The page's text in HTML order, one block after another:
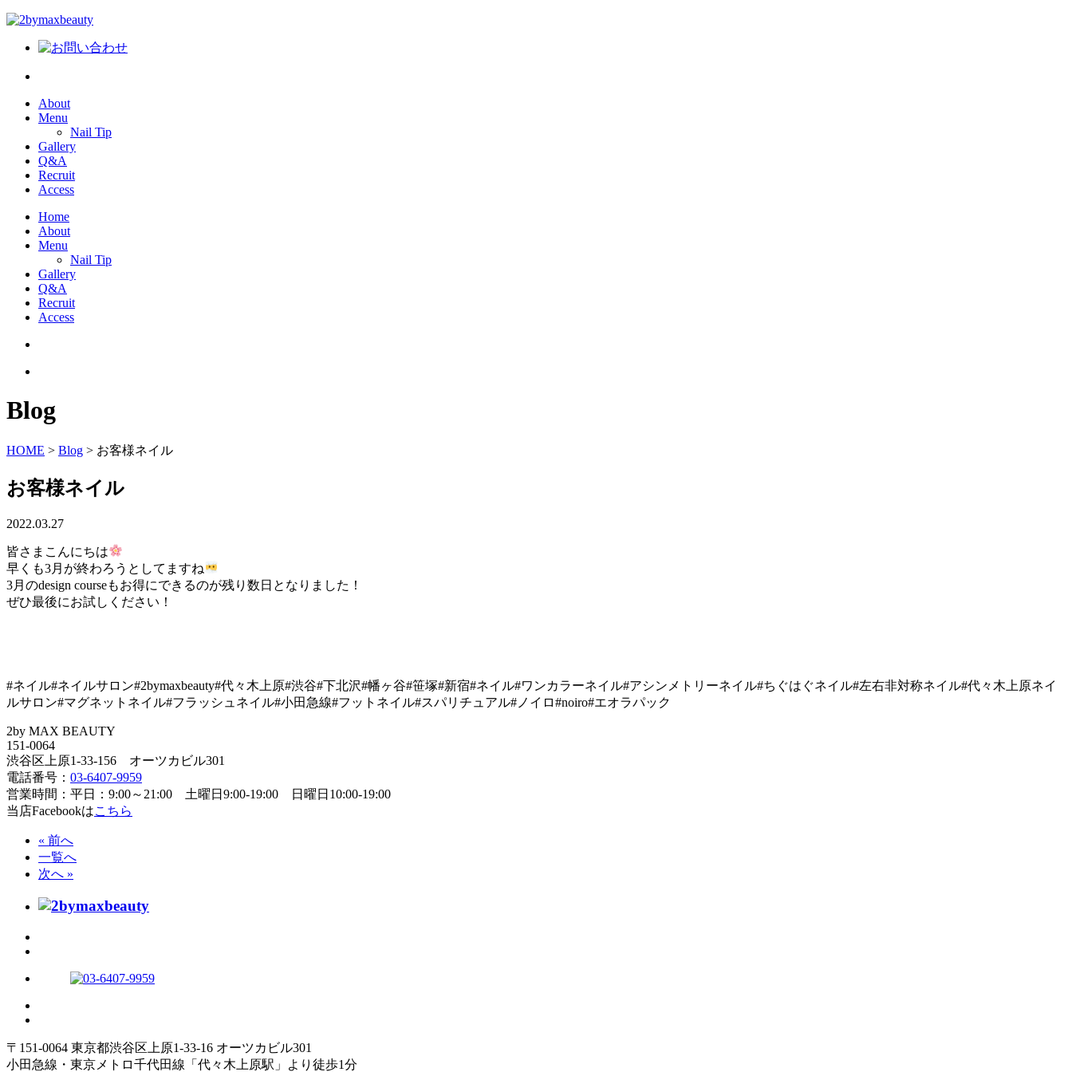
About
Menu
Nail Tip
Gallery
Q&A
Recruit
Access
Home
About
Menu
Nail Tip
Gallery
Q&A
Recruit
Access
Blog
HOME > Blog > お客様ネイル
お客様ネイル
2022.03.27
皆さまこんにちは
早くも3月が終わろうとしてますね
3月のdesign courseもお得にできるのが残り数日となりました！
ぜひ最後にお試しください！
#ネイル#ネイルサロン#2bymaxbeauty#代々木上原#渋谷#下北沢#幡ヶ谷#笹塚#新宿#ネイル#ワンカラーネイル#アシンメトリーネイル#ちぐはぐネイル#左右非対称ネイル#代々木上原ネイ
ルサロン#マグネットネイル#フラッシュネイル#小田急線#フットネイル#スパリチュアル#ノイロ#noiro#エオラパック
2by MAX BEAUTY
151-0064
渋谷区上原1-33-156 オーツカビル301
電話番号： 03-6407-9959
営業時間：平日：9:00～21:00 土曜日9:00-19:00 日曜日10:00-19:00
当店Facebookはこちら
« 前へ
一覧へ
次へ »
〒151-0064 東京都渋谷区上原1-33-16 オーツカビル301
小田急線・東京メトロ千代田線「代々木上原駅」より徒歩1分